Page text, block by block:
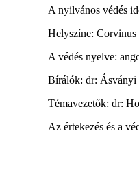
A nyilvános védés
Helyszíne: Corvinus
A védés nyelve:
Bírálók: dr: Ásványi
Témavezetők: dr:
Az értekezés és a